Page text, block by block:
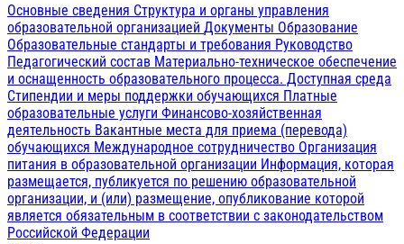
Основные сведения Структура и органы управления
образовательной организацией Документы Образование
Образовательные стандарты и требования Руководство
Педагогический состав Материально-техническое обеспечение
и оснащенность образовательного процесса. Доступная среда
Стипендии и меры поддержки обучающихся Платные
образовательные услуги Финансово-хозяйственная
деятельность Вакантные места для приема (перевода)
обучающихся Международное сотрудничество Организация
питания в образовательной организации Информация, которая
размещается, публикуется по решению образовательной
организации, и (или) размещение, опубликование которой
является обязательным в соответствии с законодательством
Российской Федерации